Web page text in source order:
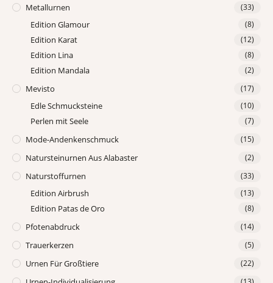
Metallurnen (33)
Edition Glamour (8)
Edition Karat (12)
Edition Lina (8)
Edition Mandala (2)
Mevisto (17)
Edle Schmucksteine (10)
Perlen mit Seele (7)
Mode-Andenkenschmuck (15)
Natursteinurnen Aus Alabaster (2)
Naturstoffurnen (33)
Edition Airbrush (13)
Edition Patas de Oro (8)
Pfotenabdruck (14)
Trauerkerzen (5)
Urnen Für Großtiere (22)